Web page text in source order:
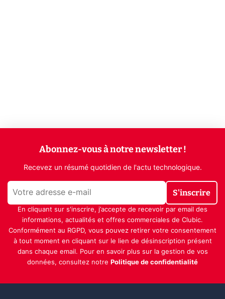
Abonnez-vous à notre newsletter !
Recevez un résumé quotidien de l'actu technologique.
S'inscrire
En cliquant sur s'inscrire, j’accepte de recevoir par email des
informations, actualités et offres commerciales de Clubic.
Conformément au RGPD, vous pouvez retirer votre consentement
à tout moment en cliquant sur le lien de désinscription présent
dans chaque email. Pour en savoir plus sur la gestion de vos
données, consultez notre Politique de confidentialité